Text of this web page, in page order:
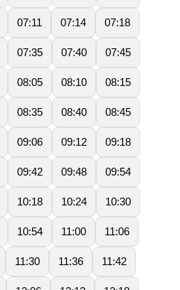
07:11 07:14 07:18
07:35 07:40 07:45
08:05 08:10 08:15
08:35 08:40 08:45
09:06 09:12 09:18
09:42 09:48 09:54
10:18 10:24 10:30
10:54 11:00 11:06
11:30 11:36 11:42